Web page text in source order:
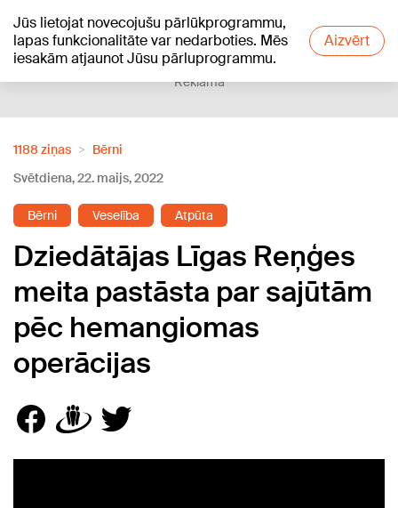
Jūs lietojat novecojušu pārlūkprogrammu,
lapas funkcionalitāte var nedarboties. Mēs
iesakām atjaunot Jūsu pārluprogrammu.
Aizvērt
+17°C
Reklāma
1188 ziņas
Bērni
Svētdiena, 22. maijs, 2022
Bērni Veselība Atpūta
Dziedātājas Līgas Reņģes
meita pastāsta par sajūtām
pēc hemangiomas
operācijas